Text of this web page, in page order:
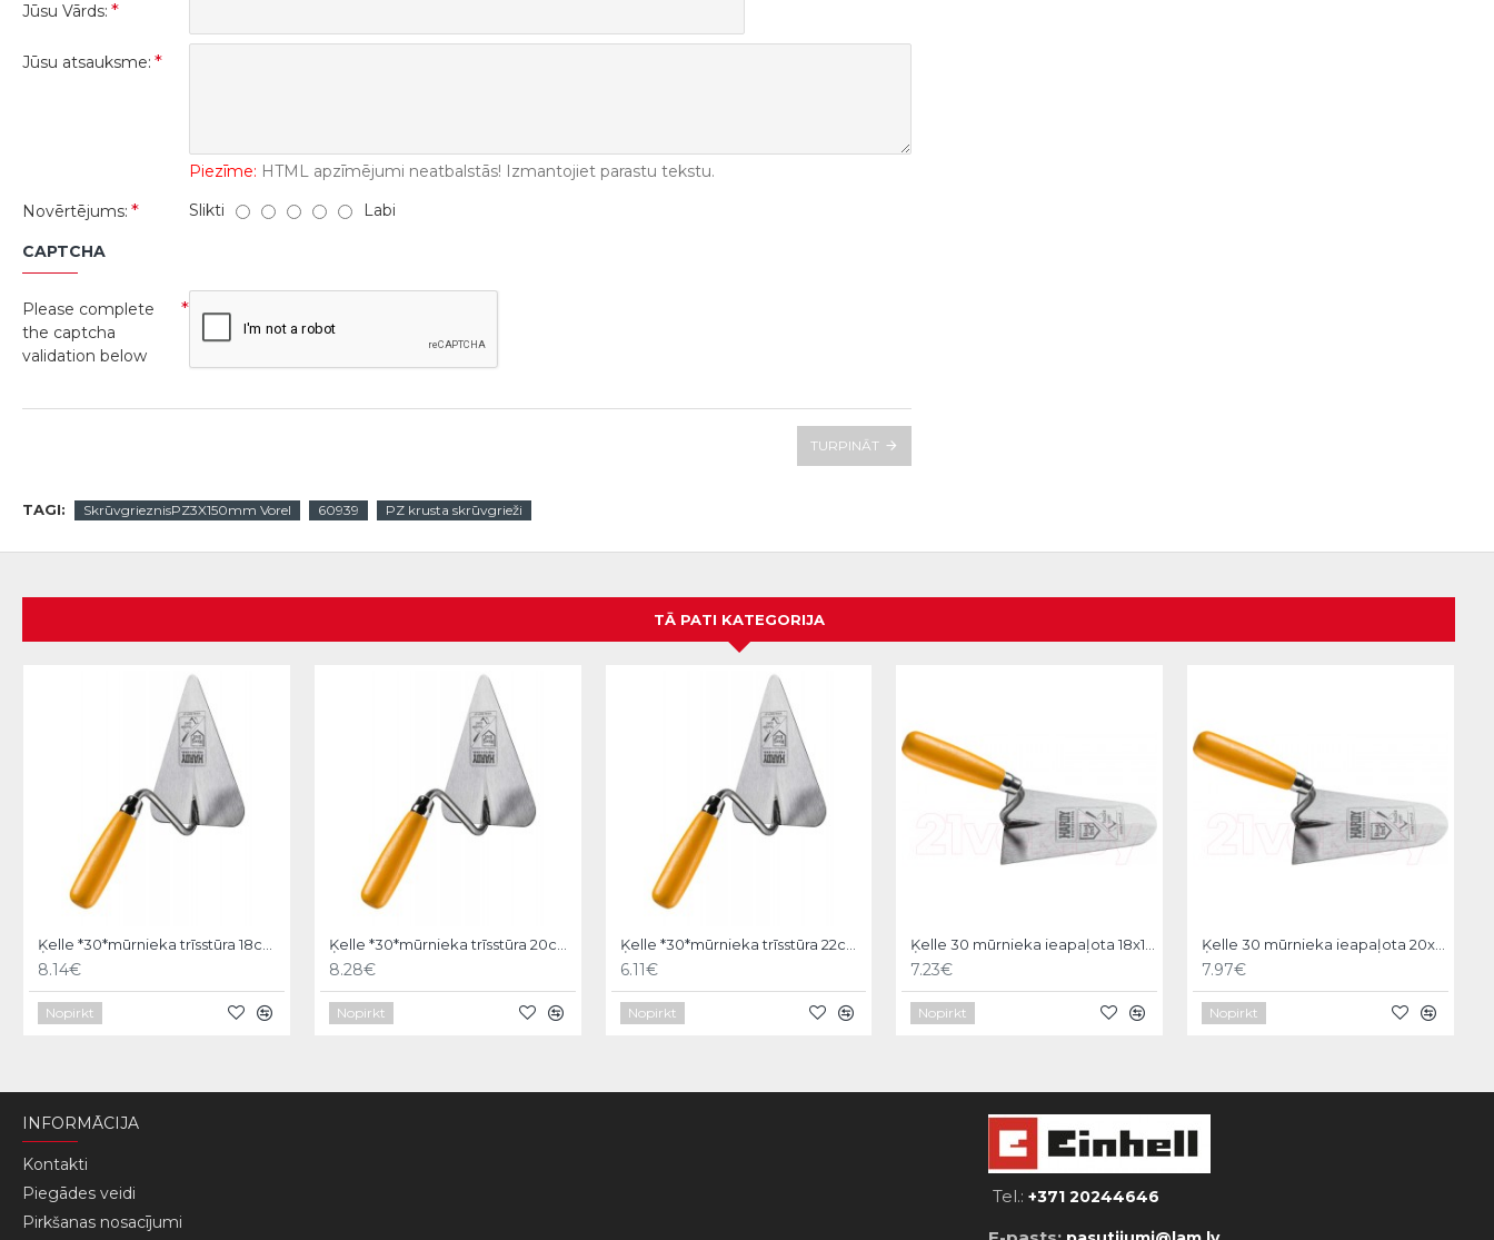
Jūsu Vārds:
Jūsu atsauksme:
Piezīme: HTML apzīmējumi neatbalstās! Izmantojiet parastu tekstu.
Novērtējums:
Slikti Labi
CAPTCHA
Please complete
the captcha
validation below
TURPINĀT
TAGI: SkrūvgrieznisPZ3X150mm Vorel 60939 PZ krusta skrūvgrieži
TĀ PATI KATEGORIJA
8.14€
Nopirkt
8.28€
Nopirkt
6.11€
Nopirkt
7.23€
Nopirkt
7.97€
Nopirkt
INFORMĀCIJA
Kontakti
Piegādes veidi
Pirkšanas nosacījumi
Tel.:+371 20244646